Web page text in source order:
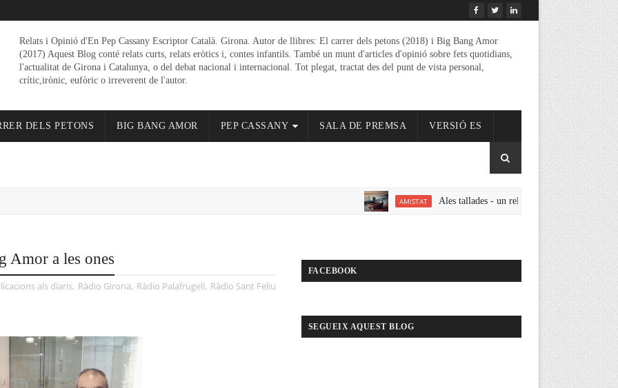
Relats i Opinió d'En Pep Cassany Escriptor Català. Girona. Autor de llibres: El carrer dels petons (2018) i Big Bang Amor
(2017) Aquest Blog conté relats curts, relats eròtics i, contes infantils. També un munt d'articles d'opinió sobre fets quotidians,
l'actualitat de Girona i Catalunya, o del debat nacional i internacional. Tot plegat, tractat des del punt de vista personal,
crític,irònic, eufòric o irreverent de l'autor.
DELS PETONS BIG BANG AMOR PEP CASSANY SALA DE PREMSA VERSIÓ ES
AMISTAT Ales tallades - un relat d'amistat amor i erotisme
Amor a les ones
als diaris, Ràdio Girona, Ràdio Palafrugell, Ràdio Sant Feliu
FACEBOOK
SEGUEIX AQUEST BLOG